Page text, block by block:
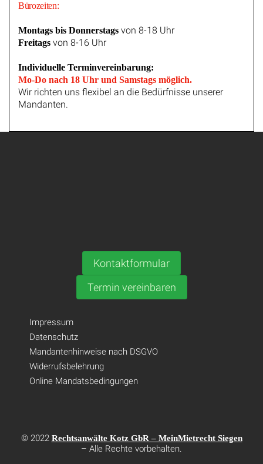
Bürozeiten:
Montags bis Donnerstags von 8-18 Uhr
Freitags von 8-16 Uhr
Individuelle Terminvereinbarung:
Mo-Do nach 18 Uhr und Samstags möglich.
Wir richten uns flexibel an die Bedürfnisse unserer
Mandanten.
Kontaktformular
Termin vereinbaren
Impressum
Datenschutz
Mandantenhinweise nach DSGVO
Widerrufsbelehrung
Online Mandatsbedingungen
© 2022 Rechtsanwälte Kotz GbR – MeinMietrecht Siegen
– Alle Rechte vorbehalten.